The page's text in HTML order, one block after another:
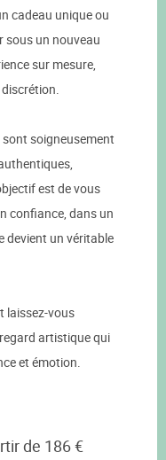
cadeau unique ou
sous un nouveau
sur mesure,
sont soigneusement
est de vous
confiance, dans un
devient un véritable
laissez-vous
artistique qui
et émotion.
de 186 €